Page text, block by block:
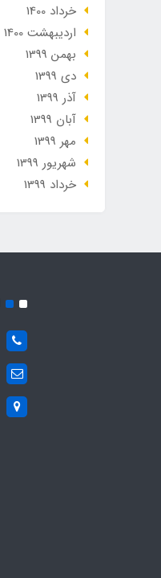
خرداد 1400
ارديبهشت 1400
بهمن 1399
دی 1399
آذر 1399
آبان 1399
مهر 1399
شهریور 1399
خرداد 1399